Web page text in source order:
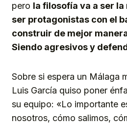
pero la filosofía va a ser
ser protagonistas con el
construir de mejor
Siendo agresivos y
Sobre si espera un Málaga
Luis García quiso poner
su equipo: «Lo importante
nosotros, cómo salimos,